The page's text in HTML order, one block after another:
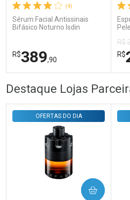
Comprar sem Desconto
Por R$ 143,94/cada
Comprar sem Desconto
Por R$ 143,94/cada
(4)
Sérum Facial Antissinais
Bifásico Noturno Isdin
R$389,90
FECHAR
Laboratório
FECHAR
Por Menos
R$
R$
Destaque Lojas
OFERTAS DO DIA
COMPRAR